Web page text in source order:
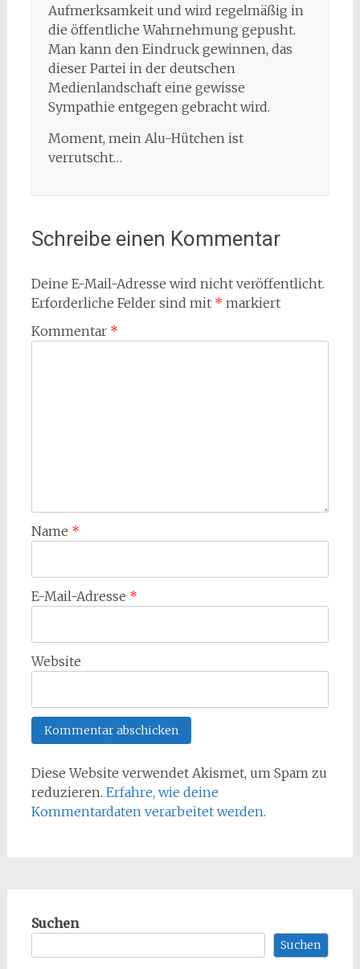
Aufmerksamkeit und wird regelmäßig in
die öffentliche Wahrnehmung gepusht.
Man kann den Eindruck gewinnen, das
dieser Partei in der deutschen
Medienlandschaft eine gewisse
Sympathie entgegen gebracht wird.
Moment, mein Alu-Hütchen ist
verrutscht…
Schreibe einen Kommentar
Deine E-Mail-Adresse wird nicht veröffentlicht.
Erforderliche Felder sind mit * markiert
Kommentar *
Name *
E-Mail-Adresse *
Website
Diese Website verwendet Akismet, um Spam zu
reduzieren. Erfahre, wie deine
Kommentardaten verarbeitet werden.
Suchen
Suchen